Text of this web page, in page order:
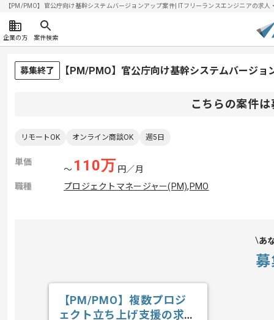
【PM/PMO】官公庁向け基幹システムバージョンアップ案件| ITフリーランスエンジニアの求
企業の方 案件検索
募集終了 【PM/PMO】官公庁向け基幹システムバージ
こちらの案件
リモートOK オンライン商談OK 週5日
単価
〜 110万 円／月
職種
プロジェクトマネージャー(PM), PMO
あ
【PM/PMO】複数プロジ
ェクト立ち上げ支援の求